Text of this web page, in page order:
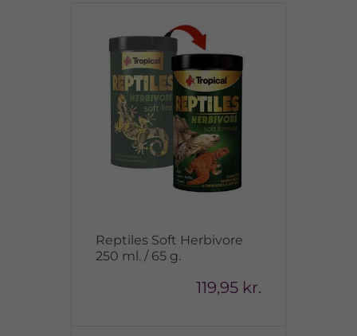
Reptiles Soft Herbivore
250 ml. / 65 g.
119,95 kr.